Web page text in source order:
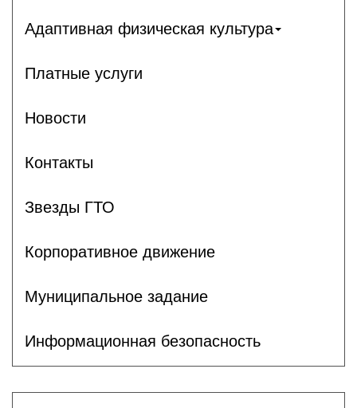
Адаптивная физическая культура
Платные услуги
Новости
Контакты
Звезды ГТО
Корпоративное движение
Муниципальное задание
Информационная безопасность